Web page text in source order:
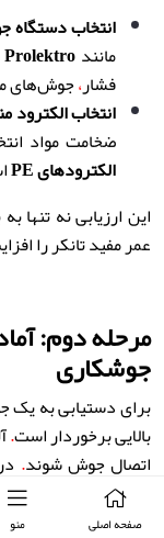
صفحه اصلی منو
انتخاب
مانندProlektro
فشار،جوش‌های
انتخاب الکترود
ضخامت مواد
الکترودهای
این ارزیابی نه
عمر مفید تانکر را
مرحله دوم:
جوشکاری
برای دستیابی به
بالایی برخوردار است.
اتصال جوش شوند.
تمیز و آماده جوشکاری